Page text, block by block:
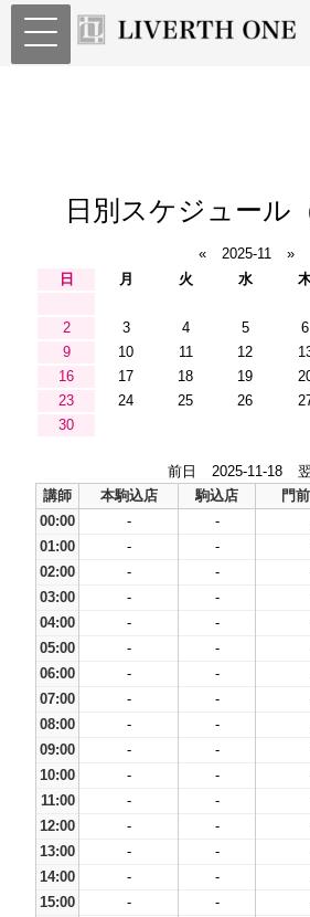
日別スケジュール
« 2025-11 »
日 月 火 水
2
3 4 5 6
9
10 11 12
16
17 18 19
23
24 25 26
30
前日 2025-11-18
講師
本駒込店 駒込店 門
00:00
- -
01:00
- -
02:00
- -
03:00
- -
04:00
- -
05:00
- -
06:00
- -
07:00
- -
08:00
- -
09:00
- -
10:00
- -
11:00
- -
12:00
- -
13:00
- -
14:00
- -
15:00
- -